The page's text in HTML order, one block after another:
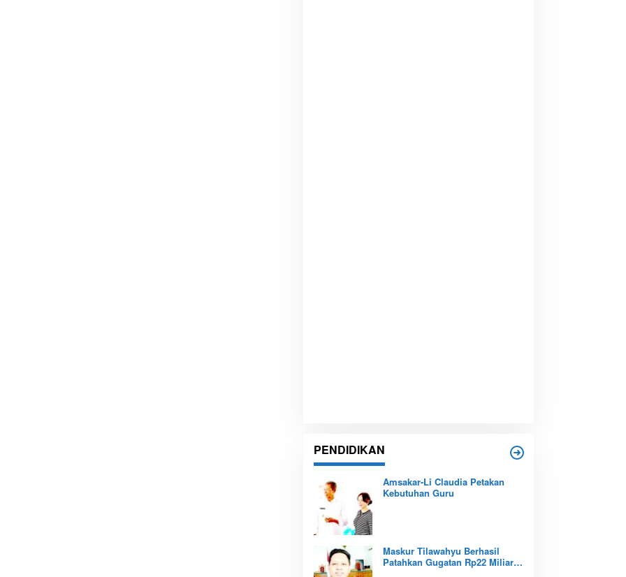
PENDIDIKAN
Amsakar-Li Claudia Petakan
Kebutuhan Guru
Maskur Tilawahyu Berhasil
Patahkan Gugatan Rp22 Miliar,